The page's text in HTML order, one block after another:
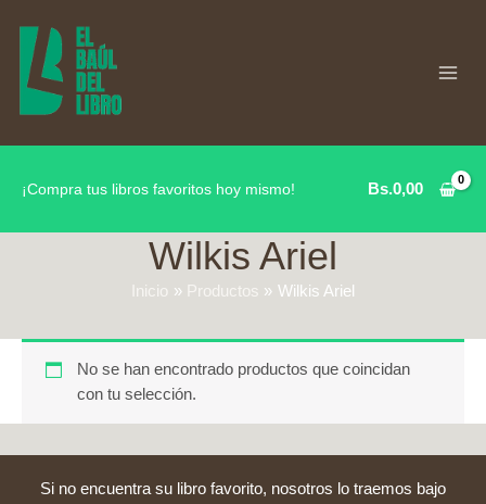
contenido
¡Compra tus libros favoritos hoy mismo! Bs.0,00
Wilkis Ariel
Inicio Productos Wilkis Ariel
No se han encontrado productos que coincidan
con tu selección.
Si no encuentra su libro favorito, nosotros lo traemos bajo